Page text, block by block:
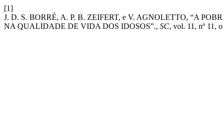
[1]
J. D. S. BORRÉ, A. P. B. ZEIFERT, e V. AGNOLETTO, “A
NA QUALIDADE DE VIDA DOS IDOSOS”., SC, vol. 11, nº 11,